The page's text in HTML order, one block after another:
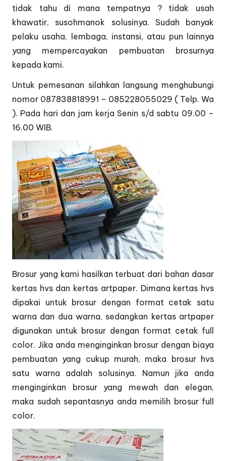
tidak tahu di mana tempatnya ? tidak usah
khawatir, susohmanok solusinya. Sudah banyak
pelaku usaha, lembaga, instansi, atau pun lainnya
yang mempercayakan pembuatan brosurnya
kepada kami.
Untuk pemesanan silahkan langsung menghubungi
nomor 087838818991 – 085228055029 ( Telp. Wa
). Pada hari dan jam kerja Senin s/d sabtu 09.00 –
16.00 WIB.
Brosur yang kami hasilkan terbuat dari bahan dasar
kertas hvs dan kertas artpaper. Dimana kertas hvs
dipakai untuk brosur dengan format cetak satu
warna dan dua warna, sedangkan kertas artpaper
digunakan untuk brosur dengan format cetak full
color. Jika anda menginginkan brosur dengan biaya
pembuatan yang cukup murah, maka brosur hvs
satu warna adalah solusinya. Namun jika anda
menginginkan brosur yang mewah dan elegan,
maka sudah sepantasnya anda memilih brosur full
color.